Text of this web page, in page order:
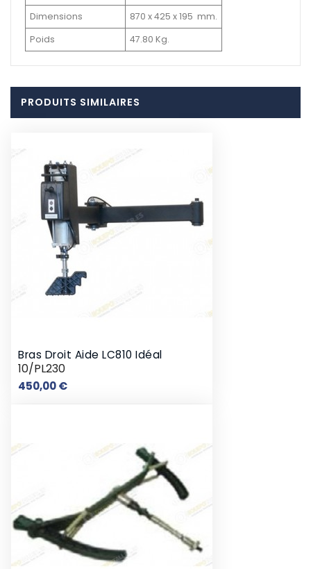
Dimensions
870 x 425 x 195 mm.
Poids
47.80 Kg.
PRODUITS SIMILAIRES
Bras Droit Aide LC810 Idéal
10/PL230
450,00 €Prix